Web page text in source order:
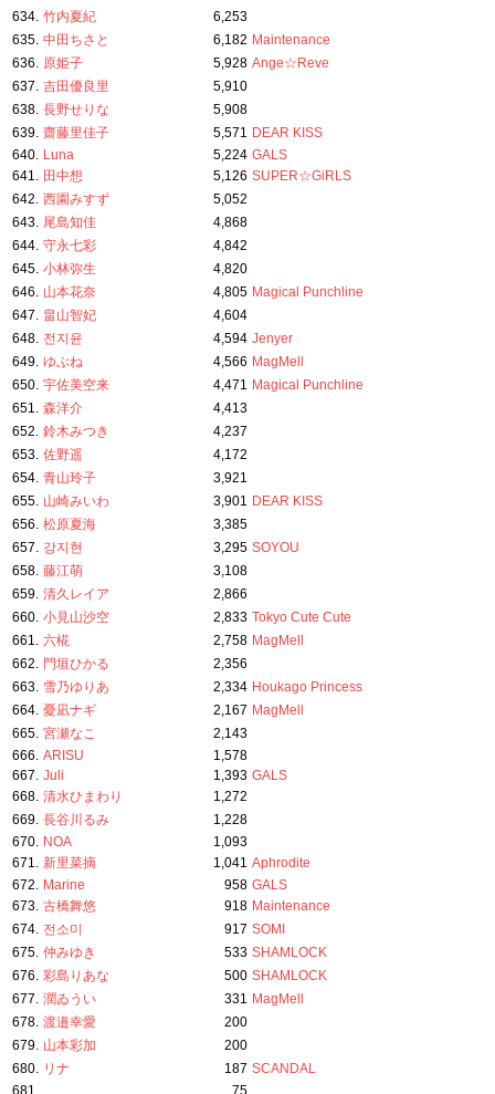
634. 竹内夏紀
6,253
635. 中田ちさと 6,182 Maintenance
636. 原姫子 5,928 Ange☆Reve
637. 吉田優良里
5,910
638. 長野せりな
5,908
639. 齋藤里佳子 5,571 DEAR KISS
640. Luna 5,224 GALS
641. 田中想 5,126 SUPER☆GiRLS
642. 西園みすず
5,052
643. 尾島知佳
4,868
644. 守永七彩
4,842
645. 小林弥生
4,820
646. 山本花奈 4,805 Magical Punchline
647. 畠山智妃
4,604
648. 전지윤 4,594 Jenyer
649. ゆぶね 4,566 MagMell
650. 宇佐美空来 4,471 Magical Punchline
651. 森洋介
4,413
652. 鈴木みつき
4,237
653. 佐野遥
4,172
654. 青山玲子
3,921
655. 山崎みいわ 3,901 DEAR KISS
656. 松原夏海
3,385
657. 강지현 3,295 SOYOU
658. 藤江萌
3,108
659. 清久レイア
2,866
660. 小見山沙空 2,833 Tokyo Cute Cute
661. 六椛 2,758 MagMell
662. 門垣ひかる
2,356
663. 雪乃ゆりあ 2,334 Houkago Princess
664. 憂凪ナギ 2,167 MagMell
665. 宮瀬なこ
2,143
666. ARISU
1,578
667. Juli 1,393 GALS
668. 清水ひまわり
1,272
669. 長谷川るみ
1,228
670. NOA
1,093
671. 新里菜摘 1,041 Aphrodite
672. Marine 958 GALS
673. 古橋舞悠 918 Maintenance
674. 전소미 917 SOMI
675. 仲みゆき 533 SHAMLOCK
676. 彩島りあな 500 SHAMLOCK
677. 潤ゐうい 331 MagMell
678. 渡邉幸愛
200
679. 山本彩加
200
680. リナ 187 SCANDAL
681.
75